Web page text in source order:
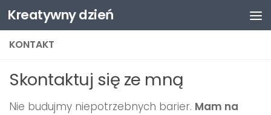
Przejdź do treści
Kreatywny dzień
KONTAKT
Skontaktuj się ze mną
Nie budujmy niepotrzebnych barier. Mam na